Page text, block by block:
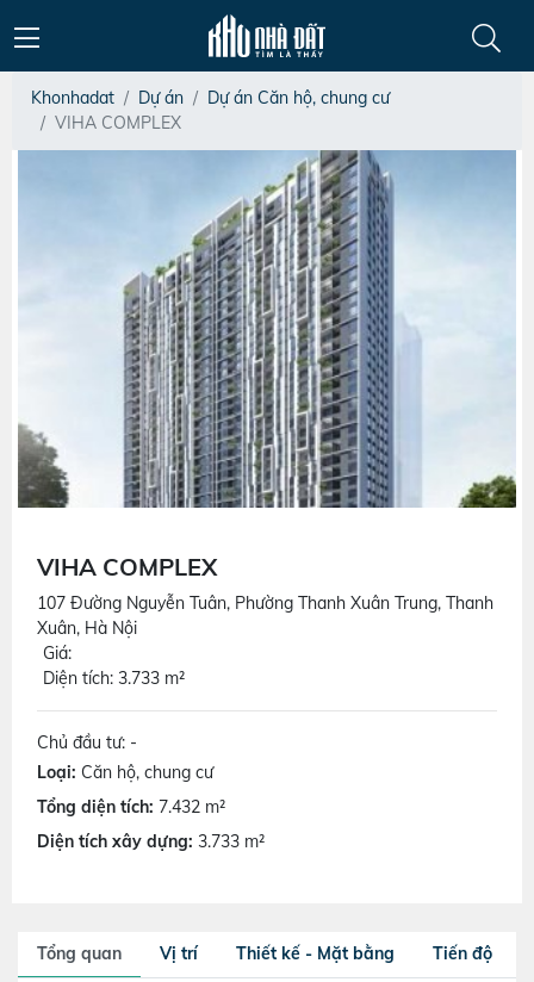
Khonhadat Dự án
Dự án Căn hộ, chung cư
VIHA COMPLEX
VIHA COMPLEX
107 Đường Nguyễn Tuân, Phường Thanh Xuân Trung, Thanh
Xuân, Hà Nội
Giá:
Diện tích: 3.733 m²
Chủ đầu tư: -
Loại: Căn hộ, chung cư
Tổng diện tích: 7.432 m²
Diện tích xây dựng: 3.733 m²
Tổng quan Vị trí Thiết kế - Mặt bằng Tiến độ